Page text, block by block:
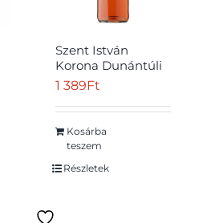
Szent István
Korona Dunántúli
Cabernet
száraz rosébor 0,75
l
1 389Ft
Kosárba
teszem
Részletek